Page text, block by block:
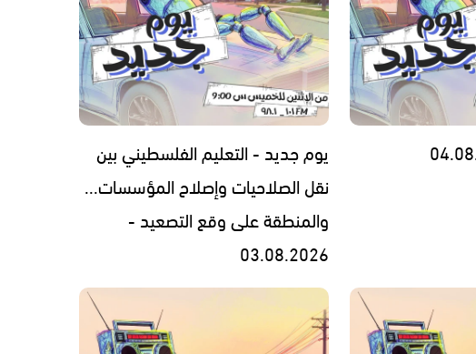
يوم جديد - التعليم الفلسطيني بين
نقل الصلاحيات وإصلاح المؤسسات...
والمنطقة على وقع التصعيد -
03.08.2026